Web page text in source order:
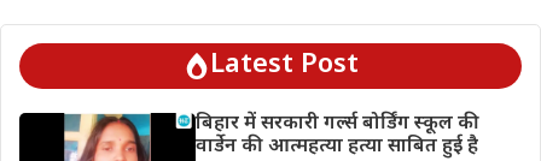
Latest Post
बिहार में सरकारी गर्ल्स बोर्डिंग स्कूल की
वार्डेन की आत्महत्या हत्या साबित हुई है